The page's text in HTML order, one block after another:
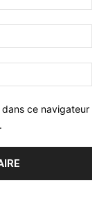
ce navigateur